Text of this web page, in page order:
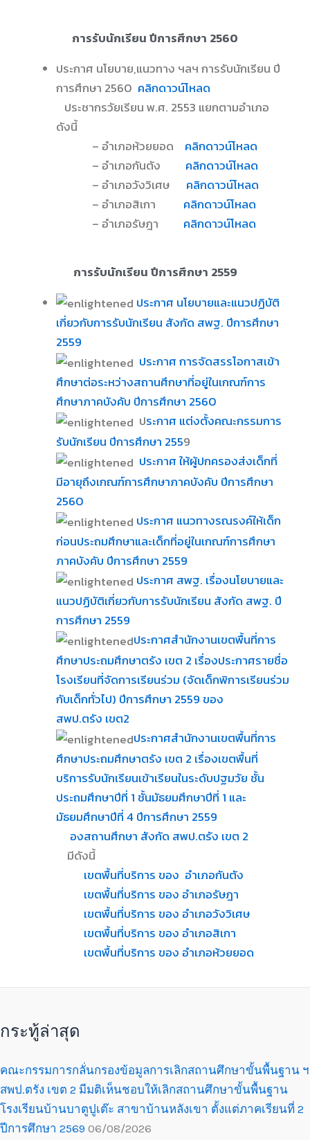
การรับนักเรียน ปีการศึกษา 2560
ประกาศ นโยบาย,แนวทาง ฯลฯ การรับนักเรียน ปี
การศึกษา 2560 คลิกดาวน์โหลด
ประชากรวัยเรียน พ.ศ. 2553 แยกตามอำเภอ
ดังนี้
– อำเภอห้วยยอด คลิกดาวน์โหลด
– อำเภอกันตัง คลิกดาวน์โหลด
– อำเภอวังวิเศษ คลิกดาวน์โหลด
– อำเภอสิเกา
คลิกดาวน์โหลด
– อำเภอรัษฎา คลิกดาวน์โหลด
การรับนักเรียน ปีการศึกษา 2559
ประกาศ นโยบายและแนวปฏิบัติ
เกี่ยวกับการรับนักเรียน สังกัด สพฐ. ปีการศึกษา
2559
ประกาศ การจัดสรรโอกาสเข้า
ศึกษาต่อระหว่างสถานศึกษาที่อยู่ในเกณฑ์การ
ศึกษาภาคบังคับ ปีการศึกษา 2560
ประกาศ แต่งตั้งคณะกรรมการ
รับนักเรียน ปีการศึกษา 2559
ประกาศ ให้ผู้ปกครองส่งเด็กที่
มีอายุถึงเกณฑ์การศึกษาภาคบังคับ ปีการศึกษา
2560
ประกาศ แนวทางรณรงค์ให้เด็ก
ก่อนประถมศึกษาและเด็กที่อยู่ในเกณฑ์การศึกษา
ภาคบังคับ ปีการศึกษา 2559
ประกาศ สพฐ. เรื่องนโยบายและ
แนวปฏิบัติเกี่ยวกับการรับนักเรียน สังกัด สพฐ. ปี
การศึกษา 2559
ประกาศสำนักงานเขตพื้นที่การ
ศึกษาประถมศึกษาตรัง เขต 2 เรื่องประกาศรายชื่อ
โรงเรียนที่จัดการเรียนร่วม (จัดเด็กพิการเรียนร่วม
กับเด็กทั่วไป) ปีการศึกษา 2559 ของ
สพป.ตรัง เขต2
ประกาศสำนักงานเขตพื้นที่การ
ศึกษาประถมศึกษาตรัง เขต 2 เรื่องเขตพื้นที่
บริการรับนักเรียนเข้าเรียนในระดับปฐมวัย ชั้น
ประถมศึกษาปีที่ 1 ชั้นมัธยมศึกษาปีที่ 1 และ
มัธยมศึกษาปีที่ 4 ปีการศึกษา 2559
องสถานศึกษา สังกัด สพป.ตรัง เขต 2
มีดังนี้
เขตพื้นที่บริการ ของ อำเภอกันตัง
เขตพื้นที่บริการ ของ อำเภอรัษฎา
เขตพื้นที่บริการ ของ อำเภอวังวิเศษ
เขตพื้นที่บริการ ของ อำเภอสิเกา
เขตพื้นที่บริการ ของ อำเภอห้วยยอด
กระทู้ล่าสุด
คณะกรรมการกลั่นกรองข้อมูลการเลิกสถานศึกษาขั้นพื้นฐาน ฯ
สพป.ตรัง เขต 2 มีมติเห็นชอบให้เลิกสถานศึกษาขั้นพื้นฐาน
โรงเรียนบ้านบาตูปูเต๊ะ สาขาบ้านหลังเขา ตั้งแต่ภาคเรียนที่ 2
ปีการศึกษา 2569 06/08/2026